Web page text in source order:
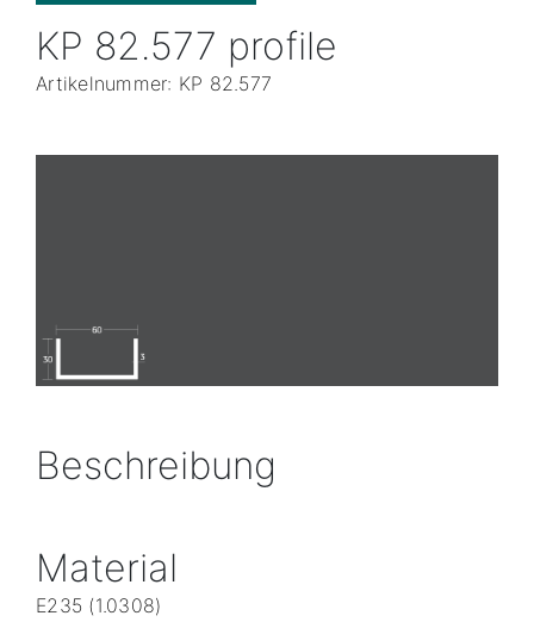
KP 82.577 profile
Artikelnummer: KP 82.577
Beschreibung
Material
E235 (1.0308)